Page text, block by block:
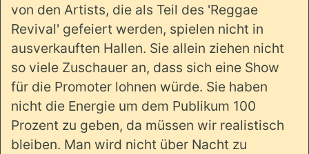
von den Artists, die als Teil des 'Reggae
Revival' gefeiert werden, spielen nicht in
ausverkauften Hallen. Sie allein ziehen nicht
so viele Zuschauer an, dass sich eine Show
für die Promoter lohnen würde. Sie haben
nicht die Energie um dem Publikum 100
Prozent zu geben, da müssen wir realistisch
bleiben. Man wird nicht über Nacht zu